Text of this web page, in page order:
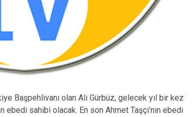
Başpehlivanı olan Ali Gürbüz, gelecek yıl bir kez
sahibi olacak. En son Ahmet Taşçı’nın ebedi